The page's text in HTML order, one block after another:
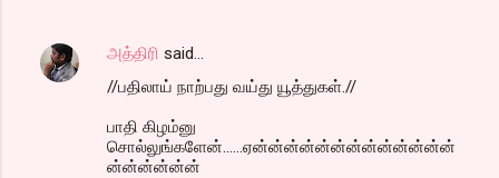
அத்திரி said…
//பதிலாய் நாற்பது வய்து யூத்துகள்.//
பாதி கிழம்னு
சொல்லுங்களேன்......ஏன்ன்ன்ன்ன்ன்ன்ன்ன்ன்ன்ன்ன்
ன்ன்ன்ன்ன்ன்